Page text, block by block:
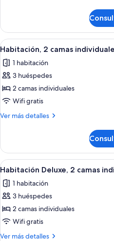
matrimonio
grande,
vistas
a
la
piscina
Deluxe,
cama
matrimonio
grande,
a
la
Abrir
todas
las
fotos
de
Habitación,
2
acceso
la
piscina
7
Habitación, 2 camas
1 habitación
3 huéspedes
2 camas individuales
Wifi gratis
Ver más detalles
Más
2
camas
individuales,
la
Abrir
todas
las
fotos
de
Habitación
Deluxe,
7
Habitación Deluxe, 2 camas
1 habitación
3 huéspedes
2 camas individuales
Wifi gratis
Ver más detalles
Más